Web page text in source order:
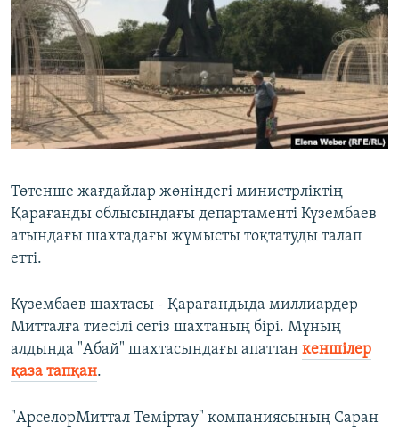
ЖАЗЫЛЫҢЫЗ
Басқа тілдерде
Төтенше жағдайлар жөніндегі министрліктің
Қарағанды облысындағы департаменті Күзембаев
атындағы шахтадағы жұмысты тоқтатуды талап
етті.
Күзембаев шахтасы - Қарағандыда миллиардер
Митталға тиесілі сегіз шахтаның бірі. Мұның
алдында "Абай" шахтасындағы апаттан кеншілер
қаза тапқан.
"АрселорМиттал Теміртау" компаниясының Саран